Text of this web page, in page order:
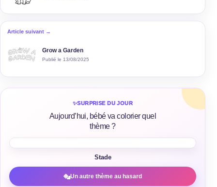
Article suivant →
Grow a Garden
Publié le 13/08/2025
✨SURPRISE DU JOUR
Aujourd’hui, bébé va colorier quel
thème ?
Stade
Un autre thème au hasard